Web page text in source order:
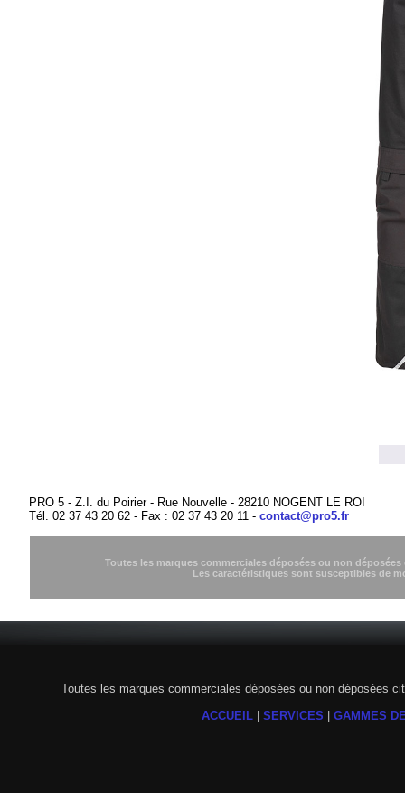
PRO 5 - Z.I. du Poirier - Rue Nouvelle - 28210 NOGENT LE ROI
Tél. 02 37 43 20 62 - Fax : 02 37 43 20 11 -contact@pro5.fr
Toutes les marques commerciales déposées ou non
Les caractéristiques sont susceptibles de
Toutes les marques commerciales déposées ou non déposées
ACCUEIL
SERVICES GAMMES